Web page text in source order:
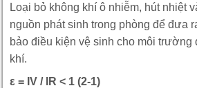
Loại bỏ không khí ô nhiễm, hút nhiệt
nguồn phát sinh trong phòng để đưa
bảo điều kiện vệ sinh cho môi
khí.
ε = IV / IR < 1 (2-1)